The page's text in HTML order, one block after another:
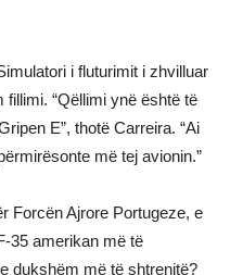
i fluturimit i zhvilluar
“Qëllimi ynë është të
E”, thotë Carreira. “Ai
më tej avionin.”
Forcën Ajrore Portugeze, e
amerikan më të
dukshëm më të shtrenjtë?